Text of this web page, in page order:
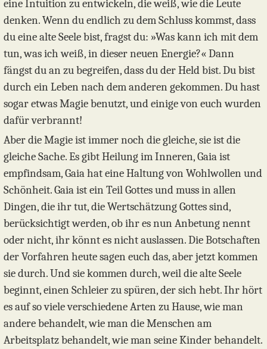
eine Intuition zu entwickeln, die weiß, wie die Leute
denken. Wenn du endlich zu dem Schluss kommst, dass
du eine alte Seele bist, fragst du: »Was kann ich mit dem
tun, was ich weiß, in dieser neuen Energie?« Dann
fängst du an zu begreifen, dass du der Held bist. Du bist
durch ein Leben nach dem anderen gekommen. Du hast
sogar etwas Magie benutzt, und einige von euch wurden
dafür verbrannt!
Aber die Magie ist immer noch die gleiche, sie ist die
gleiche Sache. Es gibt Heilung im Inneren, Gaia ist
empfindsam, Gaia hat eine Haltung von Wohlwollen und
Schönheit. Gaia ist ein Teil Gottes und muss in allen
Dingen, die ihr tut, die Wertschätzung Gottes sind,
berücksichtigt werden, ob ihr es nun Anbetung nennt
oder nicht, ihr könnt es nicht auslassen. Die Botschaften
der Vorfahren heute sagen euch das, aber jetzt kommen
sie durch. Und sie kommen durch, weil die alte Seele
beginnt, einen Schleier zu spüren, der sich hebt. Ihr hört
es auf so viele verschiedene Arten zu Hause, wie man
andere behandelt, wie man die Menschen am
Arbeitsplatz behandelt, wie man seine Kinder behandelt.